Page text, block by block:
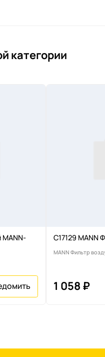
категории
MANN-
C17129 MANN
MANN Фильтр
1 058 ₽